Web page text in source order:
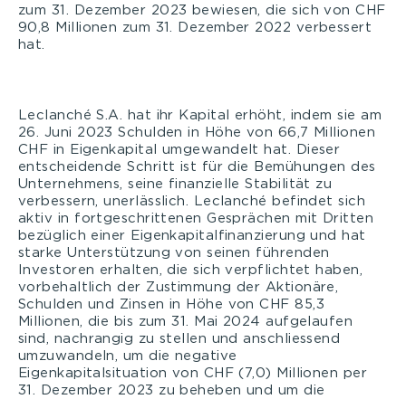
zum 31. Dezember 2023 bewiesen, die sich von CHF
90,8 Millionen zum 31. Dezember 2022 verbessert
hat.
Leclanché S.A. hat ihr Kapital erhöht, indem sie am
26. Juni 2023 Schulden in Höhe von 66,7 Millionen
CHF in Eigenkapital umgewandelt hat. Dieser
entscheidende Schritt ist für die Bemühungen des
Unternehmens, seine finanzielle Stabilität zu
verbessern, unerlässlich. Leclanché befindet sich
aktiv in fortgeschrittenen Gesprächen mit Dritten
bezüglich einer Eigenkapitalfinanzierung und hat
starke Unterstützung von seinen führenden
Investoren erhalten, die sich verpflichtet haben,
vorbehaltlich der Zustimmung der Aktionäre,
Schulden und Zinsen in Höhe von CHF 85,3
Millionen, die bis zum 31. Mai 2024 aufgelaufen
sind, nachrangig zu stellen und anschliessend
umzuwandeln, um die negative
Eigenkapitalsituation von CHF (7,0) Millionen per
31. Dezember 2023 zu beheben und um die